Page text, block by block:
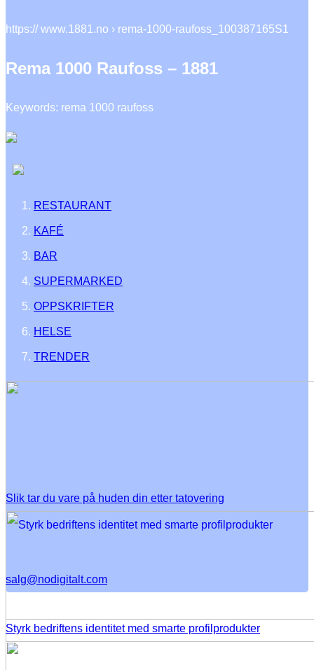
https:// www.1881.no › rema-1000-raufoss_100387165S1
Rema 1000 Raufoss – 1881
Keywords: rema 1000 raufoss
RESTAURANT
KAFÉ
BAR
SUPERMARKED
OPPSKRIFTER
HELSE
TRENDER
Slik tar du vare på huden din etter tatovering
Styrk bedriftens identitet med smarte profilprodukter
salg@nodigitalt.com